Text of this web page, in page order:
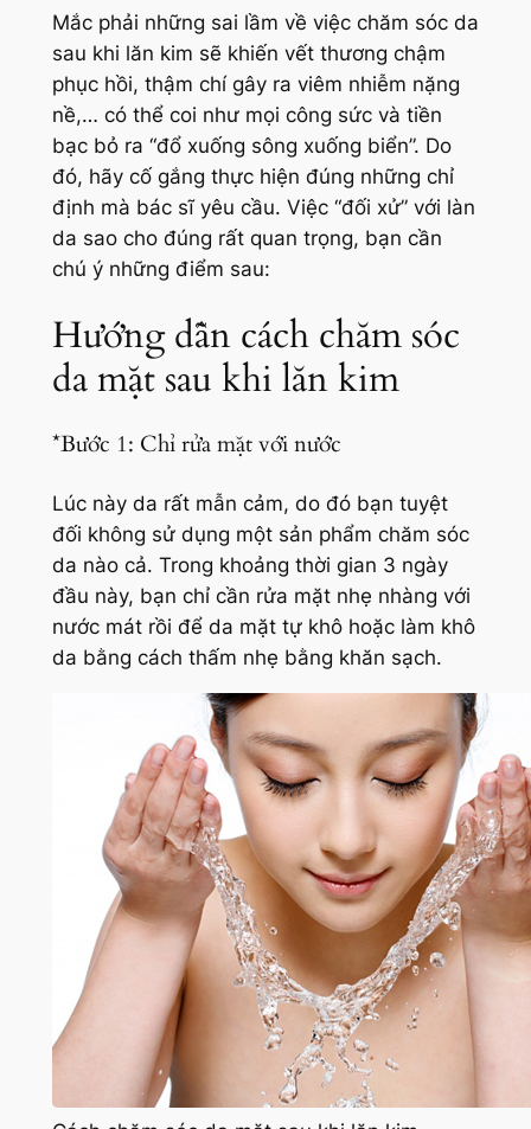
Mắc phải những sai lầm về việc chăm sóc da
sau khi lăn kim sẽ khiến vết thương chậm
phục hồi, thậm chí gây ra viêm nhiễm nặng
nề,… có thể coi như mọi công sức và tiền
bạc bỏ ra “đổ xuống sông xuống biển”. Do
đó, hãy cố gắng thực hiện đúng những chỉ
định mà bác sĩ yêu cầu. Việc “đối xử” với làn
da sao cho đúng rất quan trọng, bạn cần
chú ý những điểm sau:
Hướng dẫn cách chăm sóc
da mặt sau khi lăn kim
*Bước 1: Chỉ rửa mặt với nước
Lúc này da rất mẫn cảm, do đó bạn tuyệt
đối không sử dụng một sản phẩm chăm sóc
da nào cả. Trong khoảng thời gian 3 ngày
đầu này, bạn chỉ cần rửa mặt nhẹ nhàng với
nước mát rồi để da mặt tự khô hoặc làm khô
da bằng cách thấm nhẹ bằng khăn sạch.